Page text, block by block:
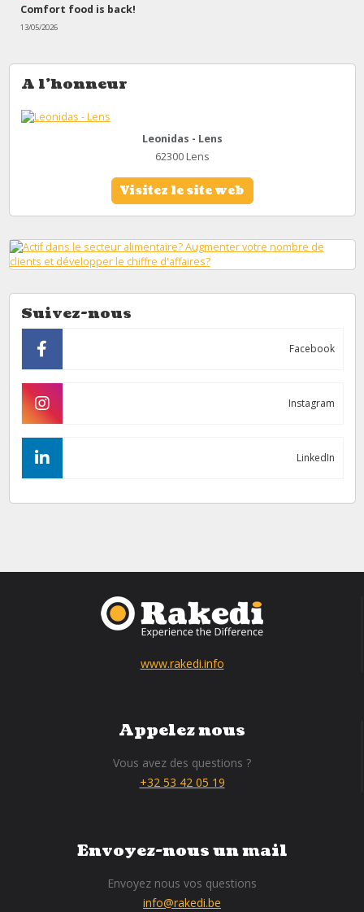
Comfort food is back!
13/05/2026
A l'honneur
Leonidas - Lens
62300 Lens
Visitez le site web
Suivez-nous
Facebook
Instagram
LinkedIn
www.rakedi.info
Appelez nous
Vous avez des questions ?
+32 53 42 05 19
Envoyez-nous un mail
Envoyez nous vos questions
info@rakedi.be